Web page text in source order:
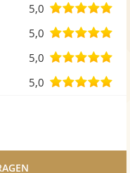
5,0
5,0
von
5
5,0
5,0
von
5
5,0
5,0
von
5,0
5,0